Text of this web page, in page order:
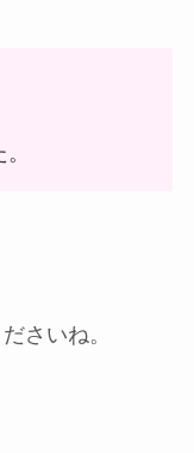
さいね。